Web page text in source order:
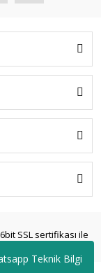
Teknik Bilgi
SSL sertifikası ile